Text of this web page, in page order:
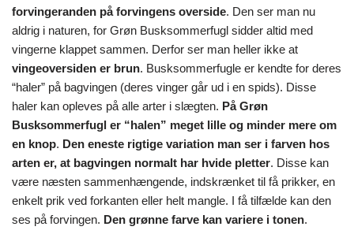
forvingeranden på forvingens overside. Den ser man nu
aldrig i naturen, for Grøn Busksommerfugl sidder altid med
vingerne klappet sammen. Derfor ser man heller ikke at
vingeoversiden er brun. Busksommerfugle er kendte for deres
“haler” på bagvingen (deres vinger går ud i en spids). Disse
haler kan opleves på alle arter i slægten. På Grøn
Busksommerfugl er “halen” meget lille og minder mere om
en knop. Den eneste rigtige variation man ser i farven hos
arten er, at bagvingen normalt har hvide pletter. Disse kan
være næsten sammenhængende, indskrænket til få prikker, en
enkelt prik ved forkanten eller helt mangle. I få tilfælde kan den
ses på forvingen. Den grønne farve kan variere i tonen.